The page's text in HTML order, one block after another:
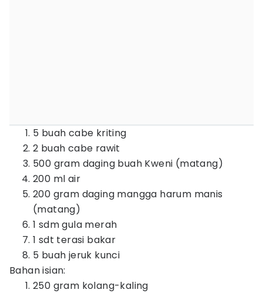
5 buah cabe kriting
2 buah cabe rawit
500 gram daging buah Kweni (matang)
200 ml air
200 gram daging mangga harum manis
(matang)
1 sdm gula merah
1 sdt terasi bakar
5 buah jeruk kunci
Bahan isian:
250 gram kolang-kaling